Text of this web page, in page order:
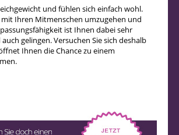
und fühlen sich einfach wohl.
Ihren Mitmenschen umzugehen und
ist Ihnen dabei sehr
gelingen. Versuchen Sie sich deshalb
Ihnen die Chance zu einem